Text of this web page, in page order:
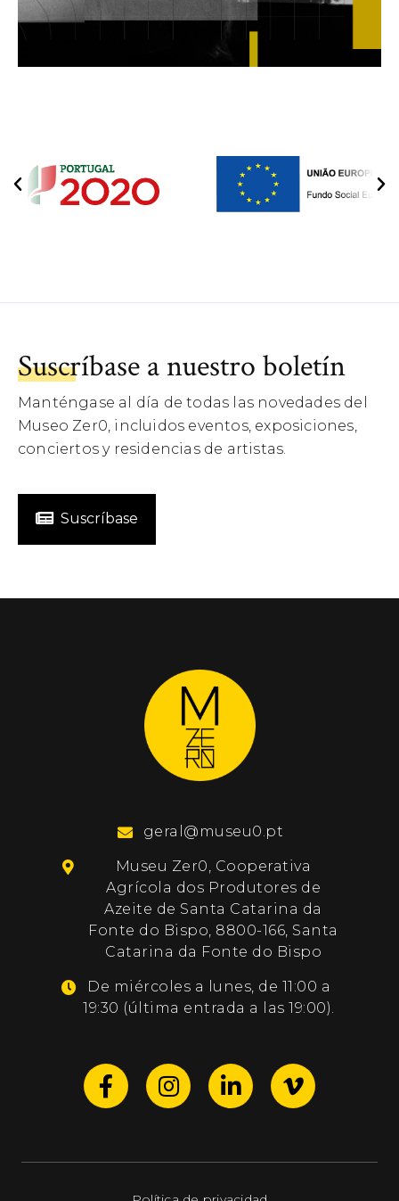
Suscríbase a nuestro boletín
Manténgase al día de todas las novedades del
Museo Zer0, incluidos eventos, exposiciones,
conciertos y residencias de artistas.
Suscríbase
geral@museu0.pt
Museu Zer0, Cooperativa
Agrícola dos Produtores de
Azeite de Santa Catarina da
Fonte do Bispo, 8800-166, Santa
Catarina da Fonte do Bispo
De miércoles a lunes, de 11:00 a
19:30 (última entrada a las 19:00).